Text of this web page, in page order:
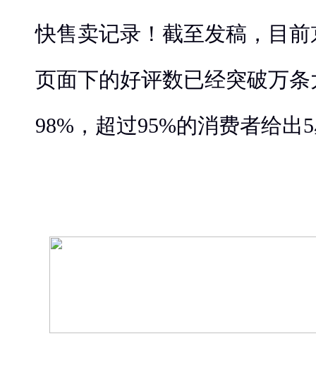
快售卖记录！截至发稿，目
页面下的好评数已经突破万
98%，超过95%的消费者给出